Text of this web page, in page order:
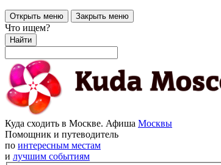
Открыть меню Закрыть меню
Что ищем?
Найти
Куда сходить в Москве. Афиша Москвы
Помощник и путеводитель
по интересным местам
и лучшим событиям